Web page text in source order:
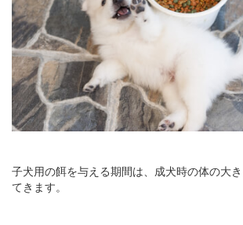
子犬用の餌を与える期間は、成犬時の体の大
てきます。